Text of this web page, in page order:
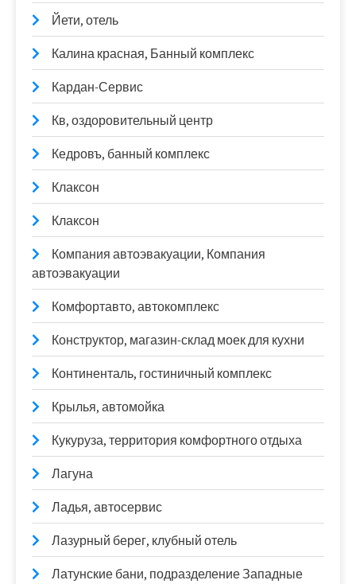
Йети, отель
Калина красная, Банный комплекс
Кардан-Сервис
Кв, оздоровительный центр
Кедровъ, банный комплекс
Клаксон
Клаксон
Компания автоэвакуации, Компания
автоэвакуации
Комфортавто, автокомплекс
Конструктор, магазин-склад моек для кухни
Континенталь, гостиничный комплекс
Крылья, автомойка
Кукуруза, территория комфортного отдыха
Лагуна
Ладья, автосервис
Лазурный берег, клубный отель
Латунские бани, подразделение Западные